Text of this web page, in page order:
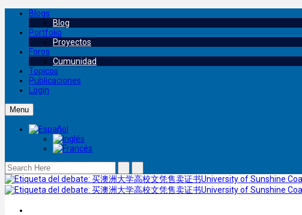
Blogs
Blog
Portfolio
Proyectos
Foros
Cumunidad
Topicos
Publicaciones
Login
Menu